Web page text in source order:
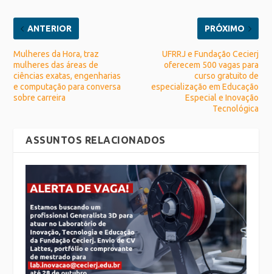
ANTERIOR
Mulheres da Hora, traz
mulheres das áreas de
ciências exatas, engenharias
e computação para conversa
sobre carreira
PRÓXIMO
UFRRJ e Fundação Cecierj
oferecem 500 vagas para
curso gratuito de
especialização em Educação
Especial e Inovação
Tecnológica
ASSUNTOS RELACIONADOS